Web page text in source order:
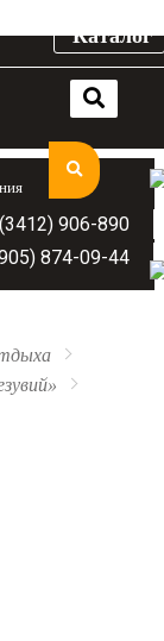
906-890
874-09-44
Каталог